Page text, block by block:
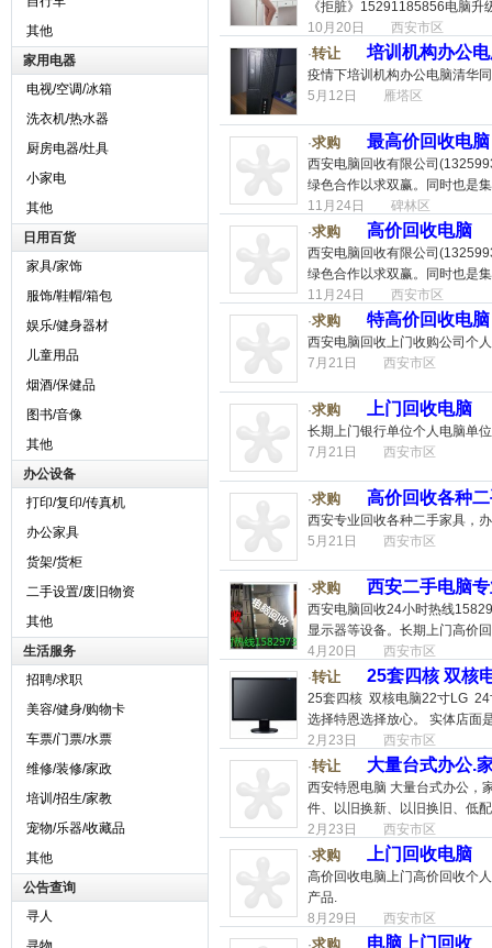
其他
家用电器
电视/空调/冰箱
洗衣机/热水器
厨房电器/灶具
小家电
其他
日用百货
家具/家饰
服饰/鞋帽/箱包
娱乐/健身器材
儿童用品
烟酒/保健品
图书/音像
其他
办公设备
打印/复印/传真机
办公家具
货架/货柜
二手设置/废旧物资
其他
生活服务
招聘/求职
美容/健身/购物卡
车票/门票/水票
维修/装修/家政
培训/招生/家教
宠物/乐器/收藏品
其他
公告查询
寻人
《拒脏》15291185856电脑升
10月20日
西安市区
·转让 培训机构办公
疫情下培训机构办公电脑清华
5月12日
雁塔区
·求购 最高价回收电脑
西安电脑回收有限公司
绿色合作以求双赢。同时也是
11月24日
碑林区
·求购 高价回收电脑
西安电脑回收有限公司
绿色合作以求双赢。同时也是
11月24日
西安市区
·求购 特高价回收电脑
西安电脑回收上门收购公司个
7月21日
西安市区
·求购 上门回收电脑
长期上门银行单位个人电脑单
7月21日
西安市区
·求购 高价回收各种
西安专业回收各种二手家具，
5月21日
西安市区
·求购 西安二手电脑
西安电脑回收24小时热线
显示器等设备。长期上门高价
4月20日
西安市区
·转让 25套四核 双核
25套四核 双核电脑22寸LG 24
选择特恩选择放心。 实体店面
2月23日
西安市区
·转让 大量台式办公.
西安特恩电脑 大量台式办公，
件、以旧换新、以旧换旧、低
2月23日
西安市区
·求购 上门回收电脑
高价回收电脑上门高价回收个
产品.
8月29日
西安市区
·求购 电脑上门回收